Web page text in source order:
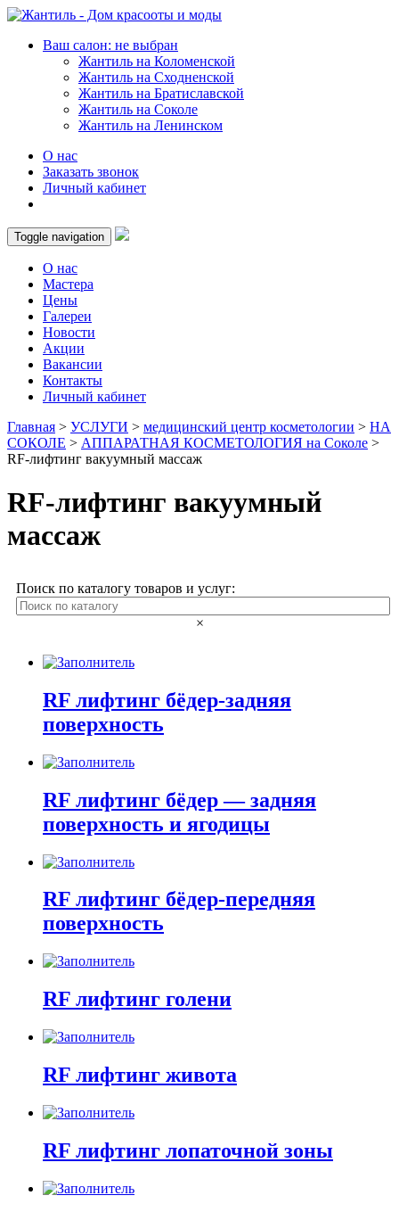
Ваш салон: не выбран
Жантиль на Коломенской
Жантиль на Сходненской
Жантиль на Братиславской
Жантиль на Соколе
Жантиль на Ленинском
О нас
Заказать звонок
Личный кабинет
Toggle navigation
О нас
Мастера
Цены
Галереи
Новости
Акции
Вакансии
Контакты
Личный кабинет
Главная > УСЛУГИ > медицинский центр косметологии > НА
СОКОЛЕ > АППАРАТНАЯ КОСМЕТОЛОГИЯ на Соколе >
RF-лифтинг вакуумный массаж
RF-лифтинг вакуумный
массаж
Поиск по каталогу товаров и услуг:
×
RF лифтинг бёдер-задняя
поверхность
RF лифтинг бёдер — задняя
поверхность и ягодицы
RF лифтинг бёдер-передняя
поверхность
RF лифтинг голени
RF лифтинг живота
RF лифтинг лопаточной зоны